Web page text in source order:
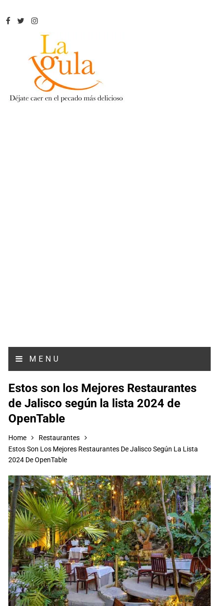
MENU
Estos son los Mejores Restaurantes
de Jalisco según la lista 2024 de
OpenTable
Home
Restaurantes
Estos Son Los Mejores Restaurantes De Jalisco Según La Lista
2024 De OpenTable